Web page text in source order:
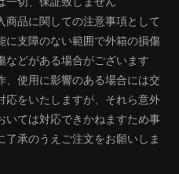
商品に関しての注意事項として
に支障のない範囲で外箱の損傷
などがある場合がございます
、使用に影響のある場合には交
応をいたしますが、それら意外
いては対応できかねますため事
了承のうえご注文をお願いしま